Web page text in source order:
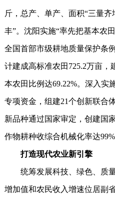
斤，总产、单产、面积“三量
丰”。沈阳实施“率先把基本农
全国首部市级耕地质量保护条
计建成高标准农田725.2万亩
本农田比例达69.22%。深入实
专项资金，组建21个创新联合
新品种通过国家审定，创建国
作物耕种收综合机械化率达
打造现代农业新引擎
统筹发展科技、绿色、质量
增加值和农民收入增速位居副